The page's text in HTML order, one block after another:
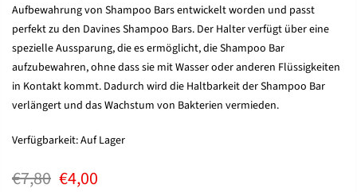
Aufbewahrung von Shampoo Bars entwickelt worden und passt
perfekt zu den Davines Shampoo Bars. Der Halter verfügt über eine
spezielle Aussparung, die es ermöglicht, die Shampoo Bar
aufzubewahren, ohne dass sie mit Wasser oder anderen Flüssigkeiten
in Kontakt kommt. Dadurch wird die Haltbarkeit der Shampoo Bar
verlängert und das Wachstum von Bakterien vermieden.
Verfügbarkeit:Auf Lager
€7,80 €4,00